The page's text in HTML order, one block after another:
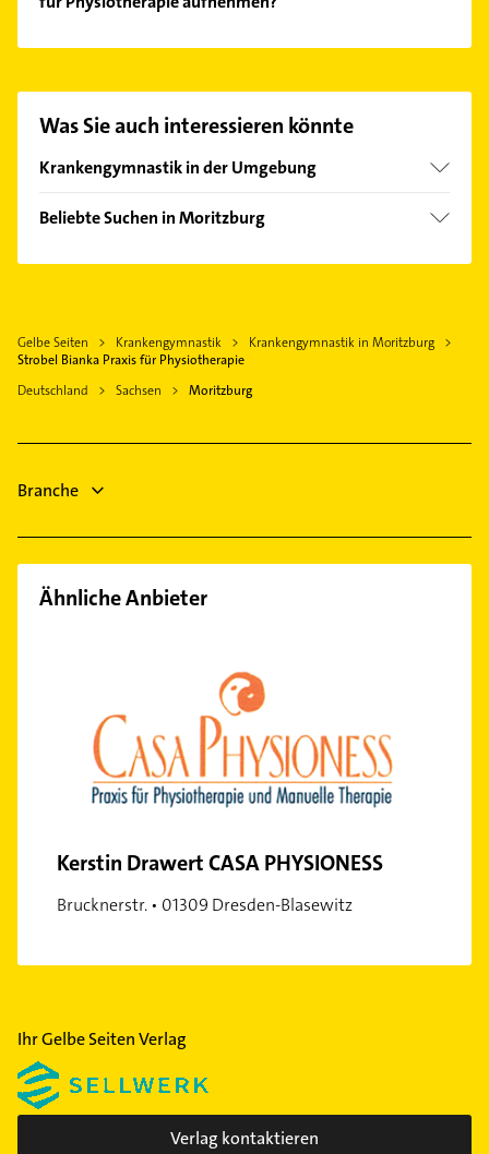
Hier finden Sie alleKontaktdaten
Was Sie auch interessieren könnte
Krankengymnastik in der Umgebung
Radebeul
Weinböhla
Ottendorf-Okrilla
Dresden
Meißen
Wilsdruff
Beliebte Suchen in Moritzburg
Lüftungsanlagen
Kammerjäger
Gebäudereinigung
Schreiner
Gelbe Seiten Krankengymnastik
Krankengymnastik in Moritzburg
Strobel Bianka Praxis für Physiotherapie
Deutschland
Sachsen Moritzburg
Branche
Ähnliche Anbieter
Kerstin Drawert CASA PHYSIONESS
Brucknerstr. • 01309 Dresden-Blasewitz
Ihr Gelbe Seiten Verlag
Verlag kontaktieren